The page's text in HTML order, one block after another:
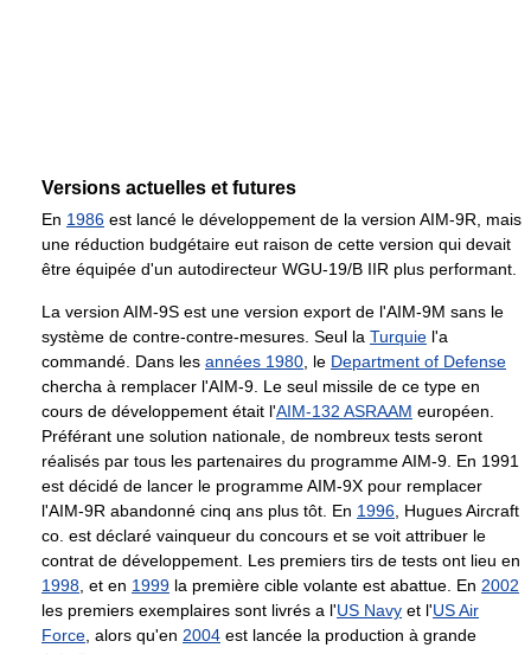
Versions actuelles et futures
En 1986 est lancé le développement de la version AIM-9R, mais
une réduction budgétaire eut raison de cette version qui devait
être équipée d'un autodirecteur WGU-19/B IIR plus performant.
La version AIM-9S est une version export de l'AIM-9M sans le
système de contre-contre-mesures. Seul la Turquie l'a
commandé. Dans les années 1980 , le Department of Defense
chercha à remplacer l'AIM-9. Le seul missile de ce type en
cours de développement était l'AIM-132 ASRAAM européen.
Préférant une solution nationale, de nombreux tests seront
réalisés par tous les partenaires du programme AIM-9. En 1991
est décidé de lancer le programme AIM-9X pour remplacer
l'AIM-9R abandonné cinq ans plus tôt. En 1996 , Hugues Aircraft
co. est déclaré vainqueur du concours et se voit attribuer le
contrat de développement. Les premiers tirs de tests ont lieu en
1998 , et en 1999 la première cible volante est abattue. En 2002
les premiers exemplaires sont livrés a l'US Navy et l'US Air
Force , alors qu'en 2004 est lancée la production à grande